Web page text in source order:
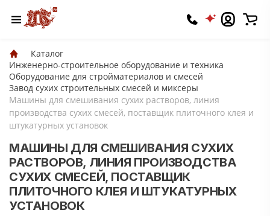
Каталог
Инженерно-строительное оборудование и техника
Оборудование для стройматериалов и смесей
Завод сухих строительных смесей и миксеры
Машины для смешивания сухих растворов, линия
производства сухих смесей, поставщик плиточного клея и
штукатурных установок
МАШИНЫ ДЛЯ СМЕШИВАНИЯ СУХИХ
РАСТВОРОВ, ЛИНИЯ ПРОИЗВОДСТВА
СУХИХ СМЕСЕЙ, ПОСТАВЩИК
ПЛИТОЧНОГО КЛЕЯ И ШТУКАТУРНЫХ
УСТАНОВОК